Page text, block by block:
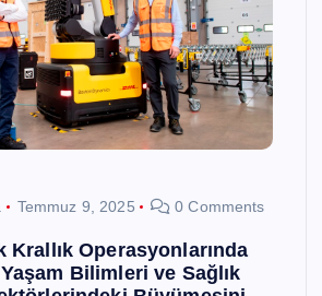
Temmuz 9, 2025 0 Comments
Krallık Operasyonlarında
Bilimleri ve Sağlık